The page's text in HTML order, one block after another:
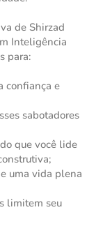
de Shirzad
Inteligência
para:
confiança e
sabotadores
que você lide
uma vida plena
limitem seu